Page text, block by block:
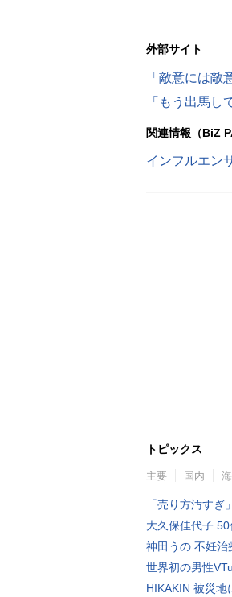
外部サイト
関連情報（BiZ
インフルエン
トピックス
主要 国内
「売り方汚す
大久保佳代子
神田うの 不妊治
世界初の男性
HIKAKIN 被災